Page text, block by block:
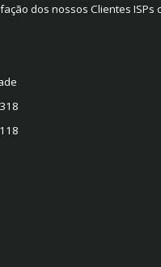
dos nossos Clientes ISPs